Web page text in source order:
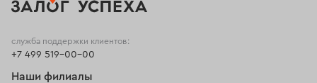
служба поддержки клиентов:
+7 499 519-00-00
Наши филиалы